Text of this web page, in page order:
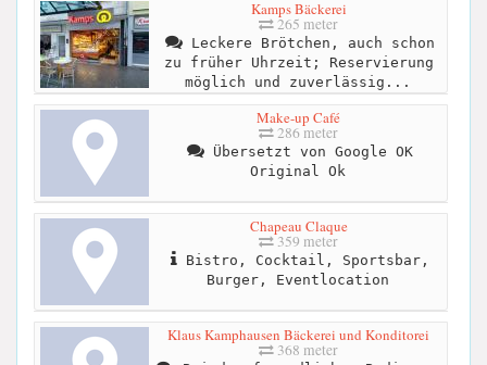
Kamps Bäckerei
265 meter
Leckere Brötchen, auch schon
zu früher Uhrzeit; Reservierung
möglich und zuverlässig...
Make-up Café
286 meter
Übersetzt von Google OK
Original Ok
Chapeau Claque
359 meter
Bistro, Cocktail, Sportsbar,
Burger, Eventlocation
Klaus Kamphausen Bäckerei und Konditorei
368 meter